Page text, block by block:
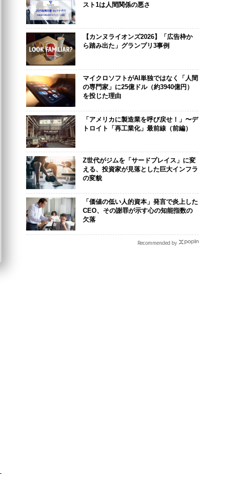
スト1は人間関係の悪さ
【カンヌライオンズ2026】「広告枠か
ら踏み出た」グランプリ3事例
マイクロソフトがAI単独ではなく「人間
の専門家」に25億ドル（約3940億円）
を投じた理由
「アメリカに製造業を呼び戻せ！」〜デ
トロイト「再工業化」最前線（前編）
Z世代がジムを「サードプレイス」に変
える、投資家が見落とした巨大インフラ
の変貌
「価値の低い人的資本」発言で炎上した
CEO、その謝罪が示す心の知能指数の
欠落
Recommended by